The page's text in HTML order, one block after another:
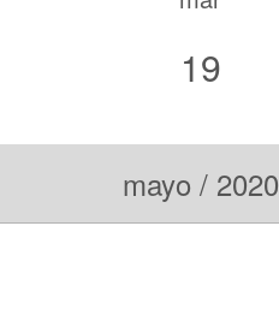
19
mayo / 2020